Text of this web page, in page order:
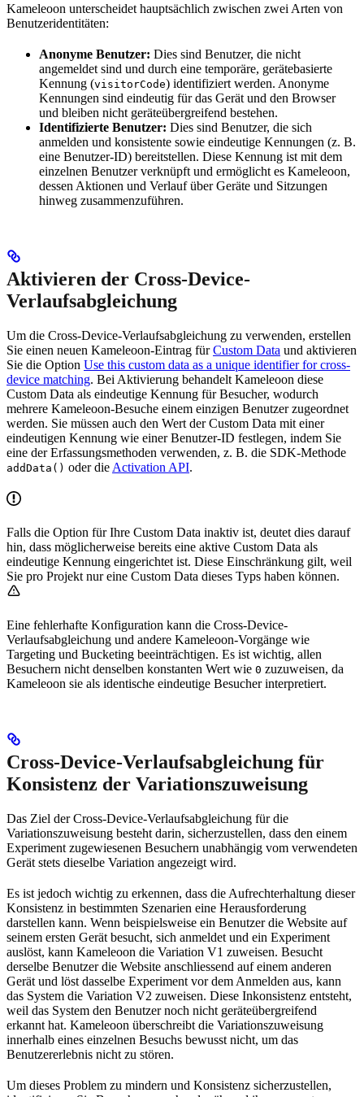
Kameleoon unterscheidet hauptsächlich zwischen zwei Arten von
Benutzeridentitäten:
Anonyme Benutzer: Dies sind Benutzer, die nicht
angemeldet sind und durch eine temporäre, gerätebasierte
Kennung (visitorCode) identifiziert werden. Anonyme
Kennungen sind eindeutig für das Gerät und den Browser
und bleiben nicht geräteübergreifend bestehen.
Identifizierte Benutzer: Dies sind Benutzer, die sich
anmelden und konsistente sowie eindeutige Kennungen (z. B.
eine Benutzer-ID) bereitstellen. Diese Kennung ist mit dem
einzelnen Benutzer verknüpft und ermöglicht es Kameleoon,
dessen Aktionen und Verlauf über Geräte und Sitzungen
hinweg zusammenzuführen.
Aktivieren der Cross-Device-
Verlaufsabgleichung
Um die Cross-Device-Verlaufsabgleichung zu verwenden, erstellen
Sie einen neuen Kameleoon-Eintrag fürCustom Data und aktivieren
Sie die Option Use this custom data as a unique identifier for cross-
device matching. Bei Aktivierung behandelt Kameleoon diese
Custom Data als eindeutige Kennung für Besucher, wodurch
mehrere Kameleoon-Besuche einem einzigen Benutzer zugeordnet
werden. Sie müssen auch den Wert der Custom Data mit einer
eindeutigen Kennung wie einer Benutzer-ID festlegen, indem Sie
eine der Erfassungsmethoden verwenden, z. B. die SDK-Methode
addData() oder die Activation API.
Falls die Option für Ihre Custom Data inaktiv ist, deutet dies darauf
hin, dass möglicherweise bereits eine aktive Custom Data als
eindeutige Kennung eingerichtet ist. Diese Einschränkung gilt, weil
Sie pro Projekt nur eine Custom Data dieses Typs haben können.
Eine fehlerhafte Konfiguration kann die Cross-Device-
Verlaufsabgleichung und andere Kameleoon-Vorgänge wie
Targeting und Bucketing beeinträchtigen. Es ist wichtig, allen
Besuchern nicht denselben konstanten Wert wie 0 zuzuweisen, da
Kameleoon sie als identische eindeutige Besucher interpretiert.
Cross-Device-Verlaufsabgleichung für
Konsistenz der Variationszuweisung
Das Ziel der Cross-Device-Verlaufsabgleichung für die
Variationszuweisung besteht darin, sicherzustellen, dass den einem
Experiment zugewiesenen Besuchern unabhängig vom verwendeten
Gerät stets dieselbe Variation angezeigt wird.
Es ist jedoch wichtig zu erkennen, dass die Aufrechterhaltung dieser
Konsistenz in bestimmten Szenarien eine Herausforderung
darstellen kann. Wenn beispielsweise ein Benutzer die Website auf
seinem ersten Gerät besucht, sich anmeldet und ein Experiment
auslöst, kann Kameleoon die Variation V1 zuweisen. Besucht
derselbe Benutzer die Website anschliessend auf einem anderen
Gerät und löst dasselbe Experiment vor dem Anmelden aus, kann
das System die Variation V2 zuweisen. Diese Inkonsistenz entsteht,
weil das System den Benutzer noch nicht geräteübergreifend
erkannt hat. Kameleoon überschreibt die Variationszuweisung
innerhalb eines einzelnen Besuchs bewusst nicht, um das
Benutzererlebnis nicht zu stören.
Um dieses Problem zu mindern und Konsistenz sicherzustellen,